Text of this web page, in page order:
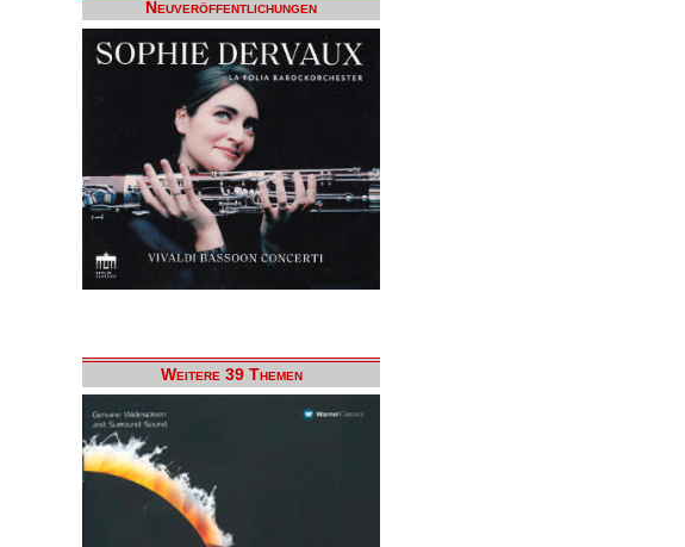
Neuveröffentlichungen
Weitere 39 Themen